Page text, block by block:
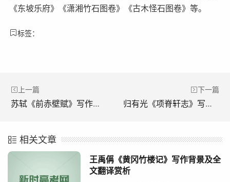
《东坡乐府》《潇湘竹石图卷》《古木怪石图卷》等。
标签：
上一篇
苏轼《前赤壁赋》写作背景及全文翻译赏析
下一篇
归有光《项脊轩志》写作背景及全文翻译赏析
相关文章
王禹偁《黄冈竹楼记》写作背景及全
文翻译赏析